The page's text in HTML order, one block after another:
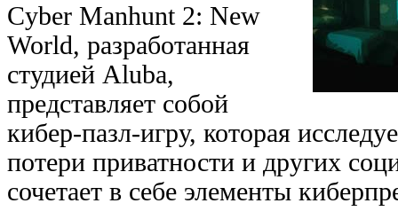
Cyber Manhunt 2: New
World, разработанная
студией Aluba,
представляет собой
кибер-пазл-игру, которая
потери приватности и других
сочетает в себе элементы